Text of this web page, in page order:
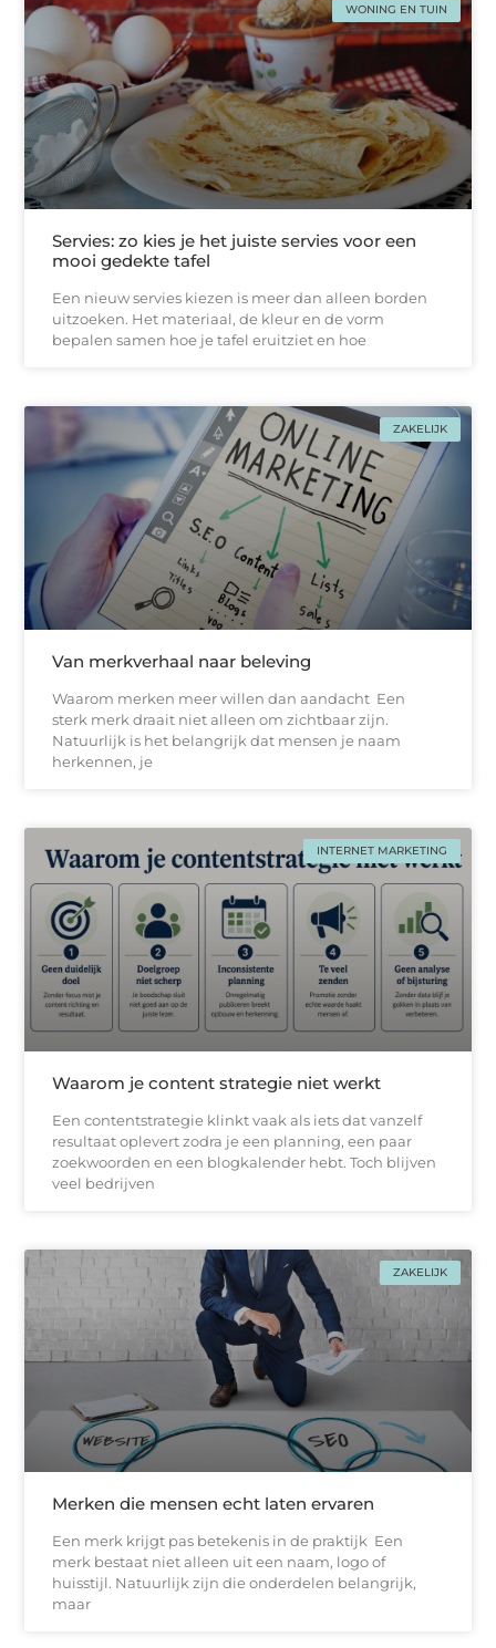
WONING EN TUIN
Servies: zo kies je het juiste servies voor een
mooi gedekte tafel
Een nieuw servies kiezen is meer dan alleen borden
uitzoeken. Het materiaal, de kleur en de vorm
bepalen samen hoe je tafel eruitziet en hoe
ZAKELIJK
Van merkverhaal naar beleving
Waarom merken meer willen dan aandacht Een
sterk merk draait niet alleen om zichtbaar zijn.
Natuurlijk is het belangrijk dat mensen je naam
herkennen, je
INTERNET MARKETING
Waarom je content strategie niet werkt
Een contentstrategie klinkt vaak als iets dat vanzelf
resultaat oplevert zodra je een planning, een paar
zoekwoorden en een blogkalender hebt. Toch blijven
veel bedrijven
ZAKELIJK
Merken die mensen echt laten ervaren
Een merk krijgt pas betekenis in de praktijk Een
merk bestaat niet alleen uit een naam, logo of
huisstijl. Natuurlijk zijn die onderdelen belangrijk,
maar